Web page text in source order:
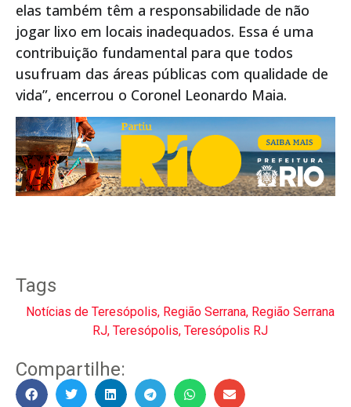
elas também têm a responsabilidade de não
jogar lixo em locais inadequados. Essa é uma
contribuição fundamental para que todos
usufruam das áreas públicas com qualidade de
vida”, encerrou o Coronel Leonardo Maia.
Tags
Notícias de Teresópolis, Região Serrana, Região Serrana
RJ, Teresópolis, Teresópolis RJ
Compartilhe: